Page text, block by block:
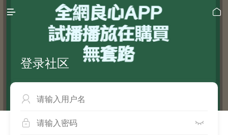
 
登录社区

 